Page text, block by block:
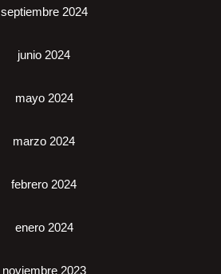
septiembre 2024
junio 2024
mayo 2024
marzo 2024
febrero 2024
enero 2024
noviembre 2023